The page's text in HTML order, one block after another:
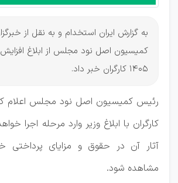
به گزارش ایران استخدام و به نقل از
کمیسیون اصل نود مجلس از ابلاغ
1405 کارگران خبر داد.
رئیس کمیسیون اصل نود مجلس اعلام
کارگران با ابلاغ وزیر وارد مرحله اجرا
آثار آن در حقوق و مزایای پرداختی
مشاهده ‌شود.